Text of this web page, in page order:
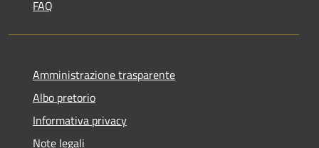
FAQ
Amministrazione trasparente
Albo pretorio
Informativa privacy
Note legali